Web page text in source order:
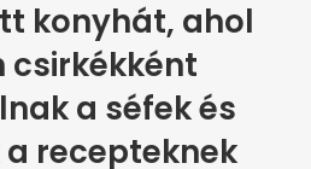
konyhát, ahol
csirkékként
a séfek és
recepteknek